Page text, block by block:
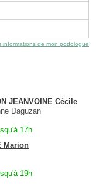
informations de mon podologue
JEANVOINE Cécile
Daguzan
17h
Marion
19h